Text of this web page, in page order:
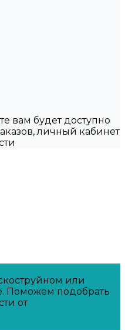
вам будет доступно
личный кабинет
или
Поможем подобрать
от